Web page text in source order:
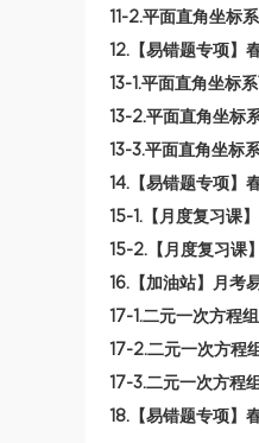
11-2.平面直角坐标
12.【易错题专项】
13-1.平面直角坐标
13-2.平面直角坐标
13-3.平面直角坐标
14.【易错题专项】
15-1.【月度复习课
15-2.【月度复习课
16.【加油站】月考
17-1.二元一次方程
17-2.二元一次方程
17-3.二元一次方程
18.【易错题专项】